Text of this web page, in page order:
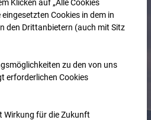
Klicken auf „Alle Cookies
Cookies in dem in
den Drittanbietern (auch mit Sitz
zu den von uns
erforderlichen Cookies
Wirkung für die Zukunft